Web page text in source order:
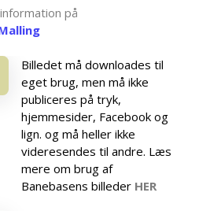
på
Billedet må downloades til
eget brug, men må ikke
publiceres på tryk,
hjemmesider, Facebook og
lign. og må heller ikke
videresendes til andre. Læs
mere om brug af
Banebasens billeder HER